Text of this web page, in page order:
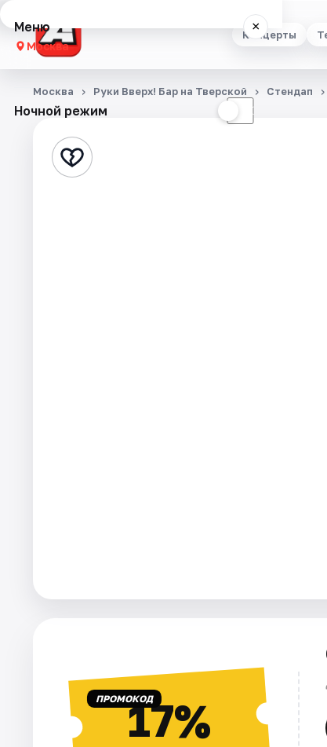
Концерты
Меню ×
Москва
Концерты
Стендап
Ночной режим ☾
Москва Руки Вверх! Бар на Тверской Стендап
ПРОМОКОД17%